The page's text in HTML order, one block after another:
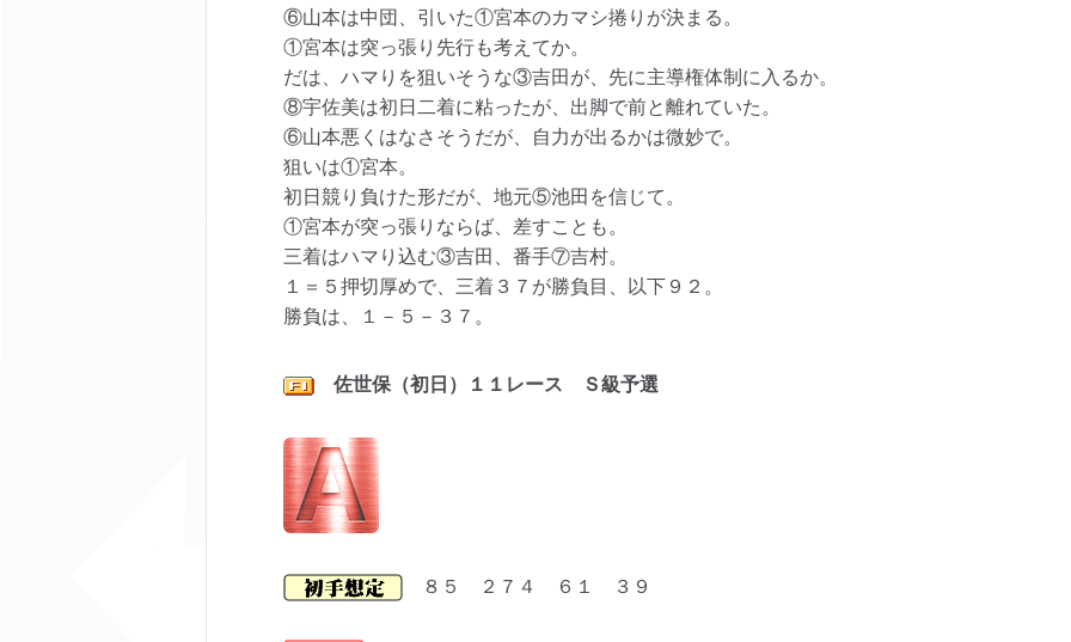
⑥山本は中団、引いた①宮本のカマシ捲りが決まる。
①宮本は突っ張り先行も考えてか。
だは、ハマりを狙いそうな③吉田が、先に主導権体制に入るか。
⑧宇佐美は初日二着に粘ったが、出脚で前と離れていた。
⑥山本悪くはなさそうだが、自力が出るかは微妙で。
狙いは①宮本。
初日競り負けた形だが、地元⑤池田を信じて。
①宮本が突っ張りならば、差すことも。
三着はハマり込む③吉田、番手⑦吉村。
１＝５押切厚めで、三着３７が勝負目、以下９２。
勝負は、１－５－３７。
佐世保（初日）１１レース Ｓ級予選
８５ ２７４ ６１ ３９